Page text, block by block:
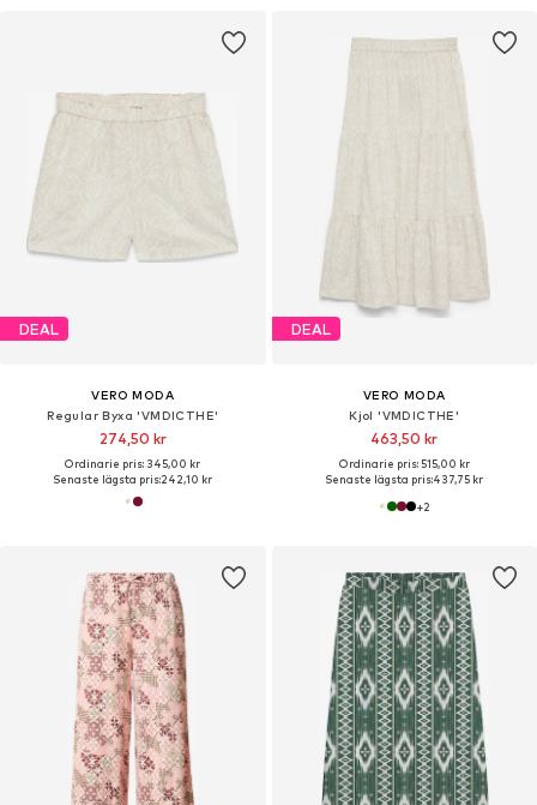
DEAL
VERO MODA
Regular Byxa 'VMDICTHE'
274,50 kr
Ordinarie pris: 345,00 kr
Senaste lägsta pris:242,10 kr
DEAL
VERO MODA
Kjol 'VMDICTHE'
463,50 kr
Ordinarie pris: 515,00 kr
Senaste lägsta pris:437,75 kr
+2